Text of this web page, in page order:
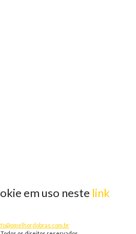
em uso neste link